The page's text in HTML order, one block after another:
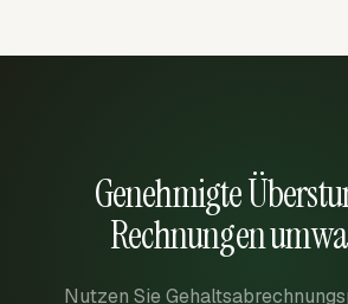
Genehmigte
Rechnungen
Nutzen Sie